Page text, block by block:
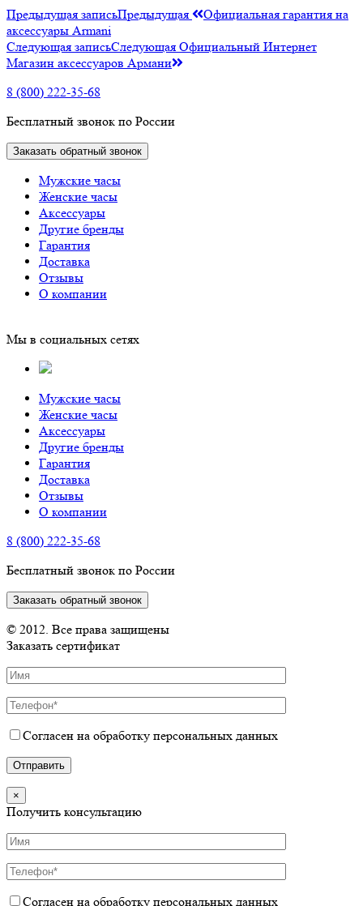
Предыдущая записьПредыдущая
Официальная гарантия на
аксессуары Armani
Следующая записьСледующая Официальный Интернет
Магазин аксессуаров Армани
8 (800) 222-35-68
Бесплатный звонок по России
Заказать обратный звонок
Мужские часы
Женские часы
Аксессуары
Другие бренды
Гарантия
Доставка
Отзывы
О компании
Мы в социальных сетях
Мужские часы
Женские часы
Аксессуары
Другие бренды
Гарантия
Доставка
Отзывы
О компании
8 (800) 222-35-68
Бесплатный звонок по России
Заказать обратный звонок
© 2012. Все права защищены
Заказать сертификат
Согласен на обработку персональных данных
×
Получить консультацию
Согласен на обработку персональных данных